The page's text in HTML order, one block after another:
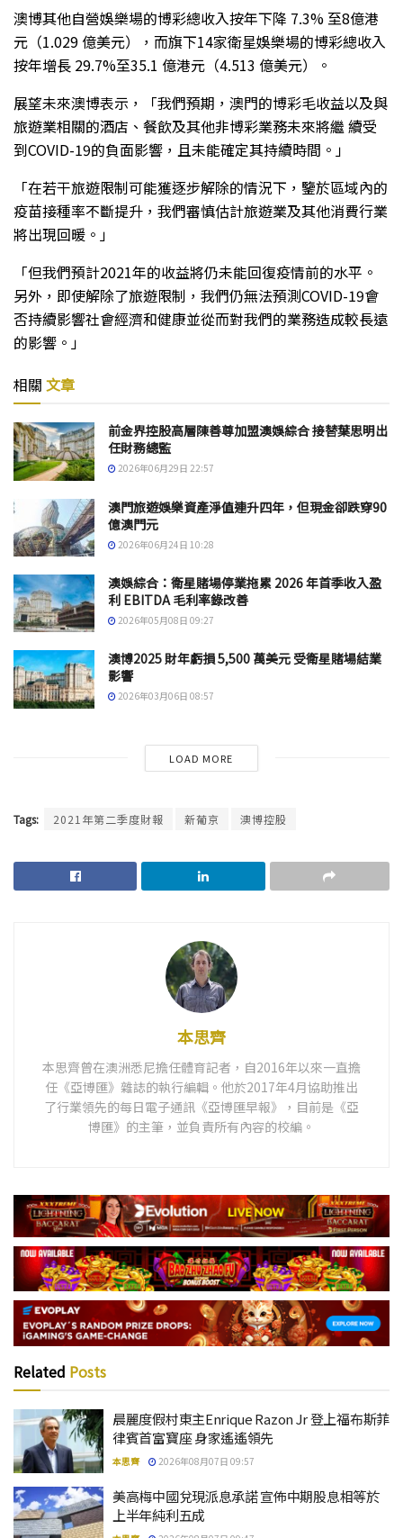
澳博其他自營娛樂場的博彩總收入按年下降 7.3% 至8億港
元（1.029 億美元），而旗下14家衛星娛樂場的博彩總收入
按年增長 29.7%至35.1 億港元（4.513 億美元）。
展望未來澳博表示，「我們預期，澳門的博彩毛收益以及與
旅遊業相關的酒店、餐飲及其他非博彩業務未來將繼 續受
到COVID-19的負面影響，且未能確定其持續時間。」
「在若干旅遊限制可能獲逐步解除的情況下，鑒於區域內的
疫苗接種率不斷提升，我們審慎估計旅遊業及其他消費行業
將出現回暖。」
「但我們預計2021年的收益將仍未能回復疫情前的水平。
另外，即使解除了旅遊限制，我們仍無法預測COVID-19會
否持續影響社會經濟和健康並從而對我們的業務造成較長遠
的影響。」
相關 文章
前金界控股高層陳善尊加盟澳娛綜合 接替葉思明出
任財務總監
2026年06月29日 22:57
澳門旅遊娛樂資產淨值連升四年，但現金卻跌穿90
億澳門元
2026年06月24日 10:28
澳娛綜合：衛星賭場停業拖累 2026 年首季收入盈
利 EBITDA 毛利率錄改善
2026年05月08日 09:27
澳博2025 財年虧損 5,500 萬美元 受衛星賭場結業
影響
2026年03月06日 08:57
LOAD MORE
Tags: 2021年第二季度財報 新葡京 澳博控股
本思齊
本思齊曾在澳洲悉尼擔任體育記者，自2016年以來一直擔
任《亞博匯》雜誌的執行編輯。他於2017年4月協助推出
了行業領先的每日電子通訊《亞博匯早報》，目前是《亞
博匯》的主筆，並負責所有內容的校編。
Related Posts
晨麗度假村東主Enrique Razon Jr 登上福布斯菲
律賓首富寶座 身家遙遙領先
本思齊 2026年08月07日 09:57
美高梅中國兌現派息承諾 宣佈中期股息相等於
上半年純利五成